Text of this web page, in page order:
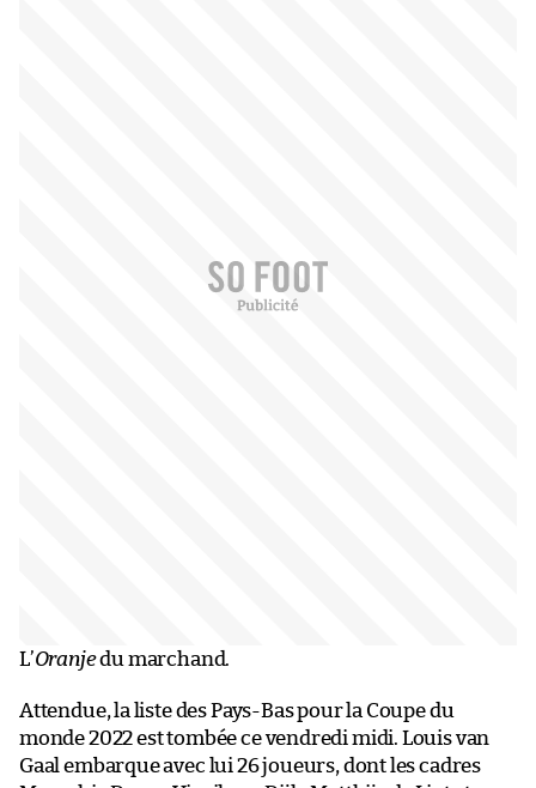
L’Oranjedu marchand.
Attendue, la liste des Pays-Bas pour la Coupe du
monde 2022 est tombée ce vendredi midi. Louis van
Gaal embarque avec lui 26 joueurs, dont les cadres